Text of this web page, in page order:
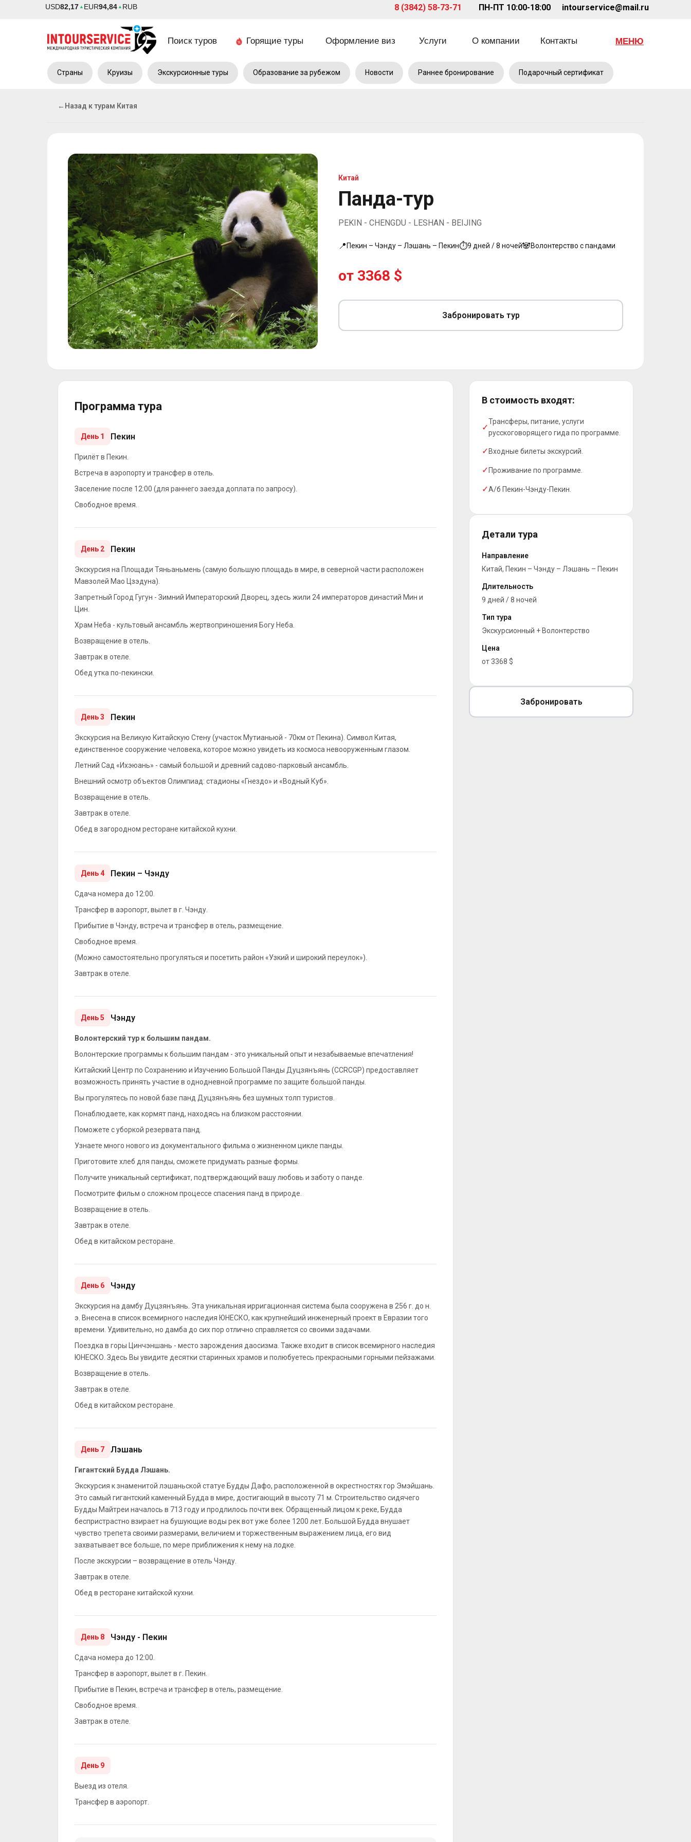
МЕНЮ
О компании
Услуги Контакты
Поиск туров Оформление виз
Горящие туры
USD82,17 ▲ EUR94,84 ▲ RUB 8 (3842) 58-73-71 intourservice@mail.ru
ПН-ПТ 10:00-18:00
Страны Круизы Экскурсионные туры Образование за рубежом Новости Раннее бронирование Подарочный сертификат
← Назад к турам Китая
Китай
Панда-тур
PEKIN - CHENGDU - LESHAN - BEIJING
📍 Пекин – Чэнду – Лэшань – Пекин⏱9 дней / 8 ночей🐼Волонтерство с пандами
от 3368 $
Забронировать тур
Программа тура
День 1 Пекин
Прилёт в Пекин.
Встреча в аэропорту и трансфер в отель.
Заселение после 12:00 (для раннего заезда доплата по запросу).
Свободное время.
День 2 Пекин
Экскурсия на Площади Тяньаньмень (самую большую площадь в мире, в северной части расположен
Мавзолей Мао Цзэдуна).
Запретный Город Гугун - Зимний Императорский Дворец, здесь жили 24 императоров династий Мин и
Цин.
Храм Неба - культовый ансамбль жертвоприношения Богу Неба.
Возвращение в отель.
Завтрак в отеле.
Обед утка по-пекинcки.
День 3 Пекин
Экскурсия на Великую Китайскую Стену (участок Мутианьюй - 70км от Пекина). Символ Китая,
единственное сооружение человека, которое можно увидеть из космоса невооруженным глазом.
Летний Сад «Ихэюань» - самый большой и древний садово-парковый ансамбль.
Внешний осмотр объектов Олимпиад: стадионы «Гнездо» и «Водный Куб».
Возвращение в отель.
Завтрак в отеле.
Обед в загородном ресторане китайской кухни.
День 4 Пекин – Чэнду
Сдача номера до 12:00.
Трансфер в аэропорт, вылет в г. Чэнду.
Прибытие в Чэнду, встреча и трансфер в отель, размещение.
Свободное время.
(Можно самостоятельно прогуляться и посетить район «Узкий и широкий переулок»).
Завтрак в отеле.
День 5 Чэнду
Волонтерский тур к большим пандам.
Волонтерские программы к большим пандам - это уникальный опыт и незабываемые впечатления!
Китайский Центр по Сохранению и Изучению Большой Панды Дуцзянъянь (CCRCGP) предоставляет
возможность принять участие в однодневной программе по защите большой панды.
Вы прогулятесь по новой базе панд Дуцзянъянь без шумных толп туристов.
Понаблюдаете, как кормят панд, находясь на близком расстоянии.
Поможете с уборкой резервата панд.
Узнаете много нового из документального фильма о жизненном цикле панды.
Приготовите хлеб для панды, сможете придумать разные формы.
Получите уникальный сертификат, подтверждающий вашу любовь и заботу о панде.
Посмотрите фильм о сложном процессе спасения панд в природе.
Возвращение в отель.
Завтрак в отеле.
Обед в китайском ресторане.
День 6 Чэнду
Экскурсия на дамбу Дуцзянъянь. Эта уникальная ирригационная система была сооружена в 256 г. до н.
э. Внесена в список всемирного наследия ЮНЕСКО, как крупнейший инженерный проект в Евразии того
времени. Удивительно, но дамба до сих пор отлично справляется со своими задачами.
Поездка в горы Цинчэншань - место зарождения даосизма. Также входит в список всемирного наследия
ЮНЕСКО. Здесь Вы увидите десятки старинных храмов и полюбуетесь прекрасными горными пейзажами.
Возвращение в отель.
Завтрак в отеле.
Обед в китайском ресторане.
День 7 Лэшань
Гигантский Будда Лэшань.
Экскурсия к знаменитой лэшаньской статуе Будды Дафо, расположенной в окрестностях гор Эмэйшань.
Это самый гигантский каменный Будда в мире, достигающий в высоту 71 м. Строительство сидячего
Будды Майтреи началось в 713 году и продлилось почти век. Обращенный лицом к реке, Будда
беспристрастно взирает на бушующие воды рек вот уже более 1200 лет. Большой Будда внушает
чувство трепета своими размерами, величием и торжественным выражением лица, его вид
захватывает все больше, по мере приближения к нему на лодке.
После экскурсии – возвращение в отель Чэнду.
Завтрак в отеле.
Обед в ресторане китайской кухни.
День 8 Чэнду - Пекин
Сдача номера до 12:00.
Трансфер в аэропорт, вылет в г. Пекин.
Прибытие в Пекин, встреча и трансфер в отель, размещение.
Свободное время.
Завтрак в отеле.
День 9
Выезд из отеля.
Трансфер в аэропорт.
В стоимость входят:
✓
Трансферы, питание, услуги
русскоговорящего гида по программе.
✓Входные билеты экскурсий.
✓Проживание по программе.
✓А/б Пекин-Чэнду-Пекин.
Детали тура
Направление
Китай, Пекин – Чэнду – Лэшань – Пекин
Длительность
9 дней / 8 ночей
Тип тура
Экскурсионный + Волонтерство
Цена
от 3368 $
Забронировать